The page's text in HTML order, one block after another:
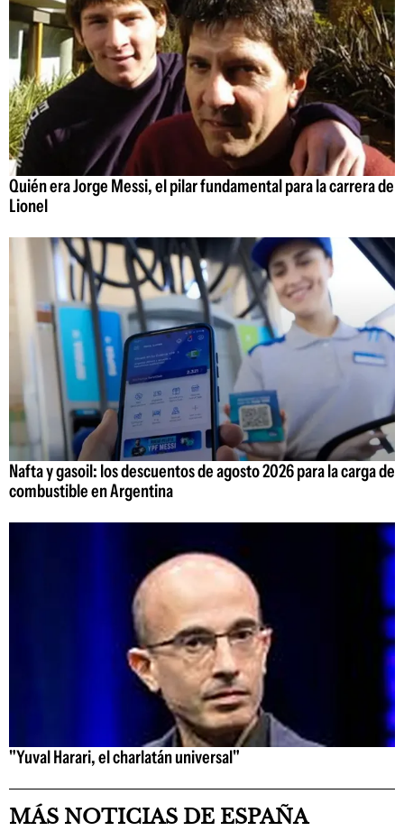
Quién era Jorge Messi, el pilar fundamental para la carrera de
Lionel
Nafta y gasoil: los descuentos de agosto 2026 para la carga de
combustible en Argentina
"Yuval Harari, el charlatán universal"
MÁS NOTICIAS DE ESPAÑA